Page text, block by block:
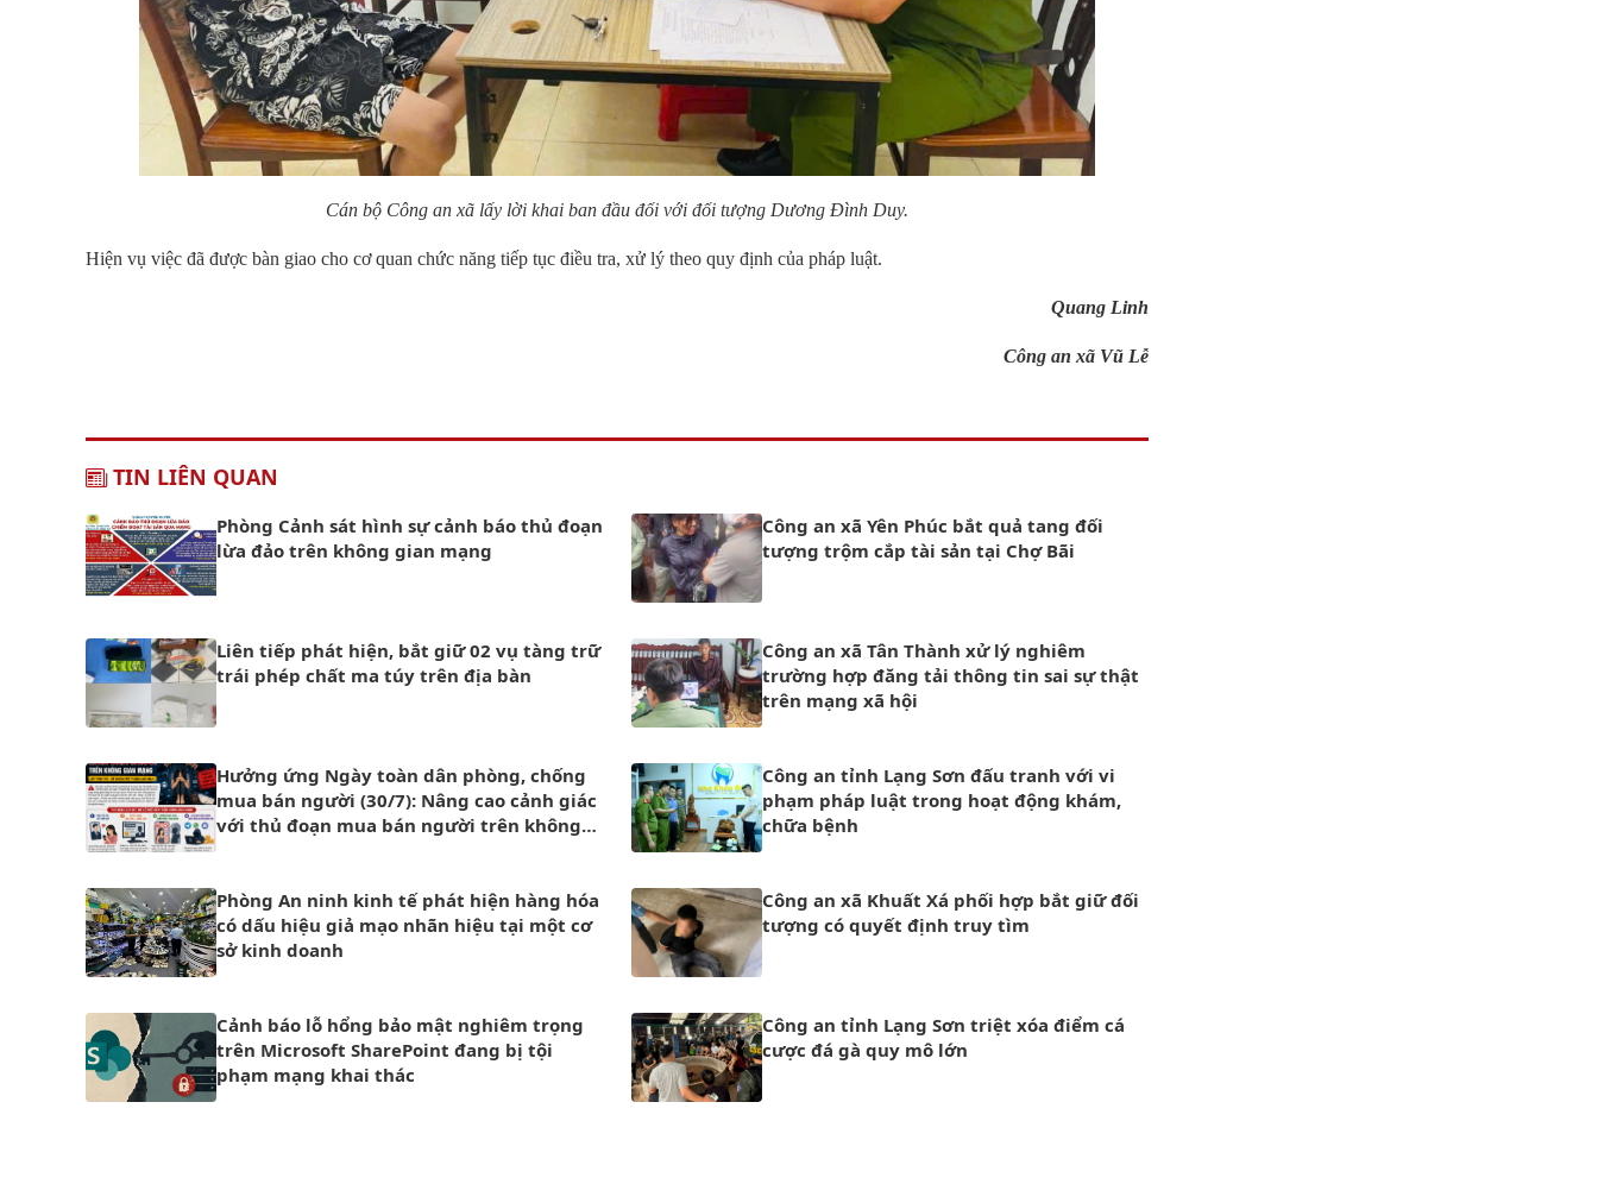
Cán bộ Công an xã lấy lời khai ban đầu đối với đối tượng Dương Đình Duy.
Hiện vụ việc đã được bàn giao cho cơ quan chức năng tiếp tục điều tra, xử lý theo quy định của pháp luật.
Quang Linh
Công an xã Vũ Lễ
TIN LIÊN QUAN
Phòng Cảnh sát hình sự cảnh báo thủ đoạn
lừa đảo trên không gian mạng
Công an xã Yên Phúc bắt quả tang đối
tượng trộm cắp tài sản tại Chợ Bãi
Liên tiếp phát hiện, bắt giữ 02 vụ tàng trữ
trái phép chất ma túy trên địa bàn
Công an xã Tân Thành xử lý nghiêm
trường hợp đăng tải thông tin sai sự thật
trên mạng xã hội
Hưởng ứng Ngày toàn dân phòng, chống
mua bán người (30/7): Nâng cao cảnh giác
với thủ đoạn mua bán người trên không
Công an tỉnh Lạng Sơn đấu tranh với vi
phạm pháp luật trong hoạt động khám,
chữa bệnh
Phòng An ninh kinh tế phát hiện hàng hóa
có dấu hiệu giả mạo nhãn hiệu tại một cơ
sở kinh doanh
Công an xã Khuất Xá phối hợp bắt giữ đối
tượng có quyết định truy tìm
Cảnh báo lỗ hổng bảo mật nghiêm trọng
trên Microsoft SharePoint đang bị tội
phạm mạng khai thác
Công an tỉnh Lạng Sơn triệt xóa điểm cá
cược đá gà quy mô lớn